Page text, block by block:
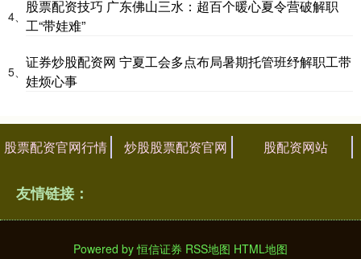
4、
股票配资技巧 广东佛山三水：超百个暖心夏令营破解职
工“带娃难”
5、
证券炒股配资网 宁夏工会多点布局暑期托管班纾解职工带
娃烦心事
股票配资官网行情 炒股股票配资官网 股配资网站
友情链接：
Powered by恒信证券 RSS地图 HTML地图